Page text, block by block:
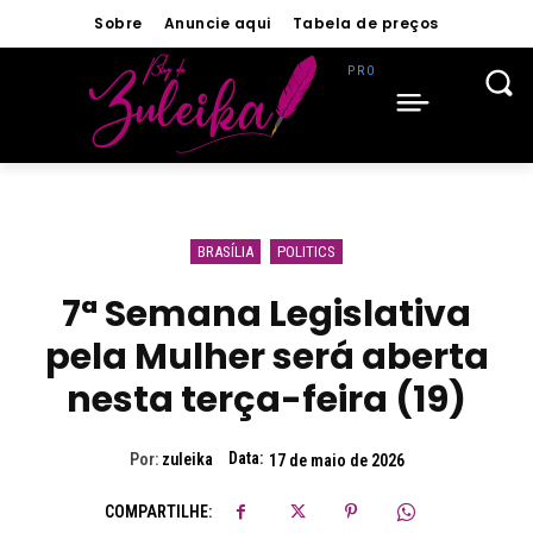
Sobre Anuncie aqui Tabela de preços
BRASÍLIA POLITICS
7ª Semana Legislativa
pela Mulher será aberta
nesta terça-feira (19)
Por: zuleika Data: 17 de maio de 2026
COMPARTILHE: